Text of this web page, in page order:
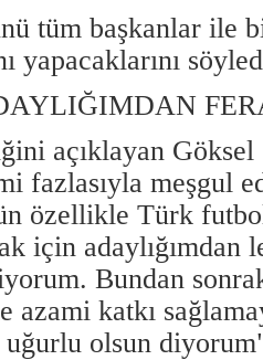
tüm başkanlar ile
yapacaklarını
açıklayan
fazlasıyla meşgul
özellikle Türk
için adaylığımdan
Bundan
katkı
uğurlu olsun